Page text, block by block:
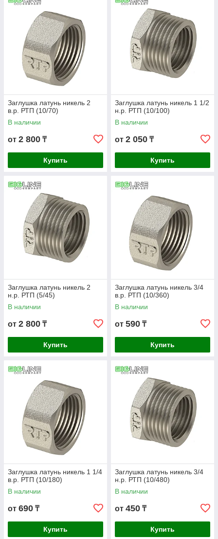
Заглушка латунь никель 2
в.р. РТП (10/70)
В наличии
от 2 800 ₸
Купить
Заглушка латунь никель 1 1/2
н.р. РТП (10/100)
В наличии
от 2 050 ₸
Купить
Заглушка латунь никель 2
н.р. РТП (5/45)
В наличии
от 2 800 ₸
Купить
Заглушка латунь никель 3/4
в.р. РТП (10/360)
В наличии
от 590 ₸
Купить
Заглушка латунь никель 1 1/4
в.р. РТП (10/180)
В наличии
от 690 ₸
Купить
Заглушка латунь никель 3/4
н.р. РТП (10/480)
В наличии
от 450 ₸
Купить